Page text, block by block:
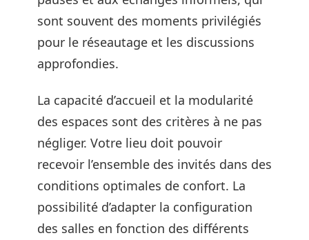
sont souvent des moments privilégiés
pour le réseautage et les discussions
approfondies.
La capacité d’accueil et la modularité
des espaces sont des critères à ne pas
négliger. Votre lieu doit pouvoir
recevoir l’ensemble des invités dans des
conditions optimales de confort. La
possibilité d’adapter la configuration
des salles en fonction des différents